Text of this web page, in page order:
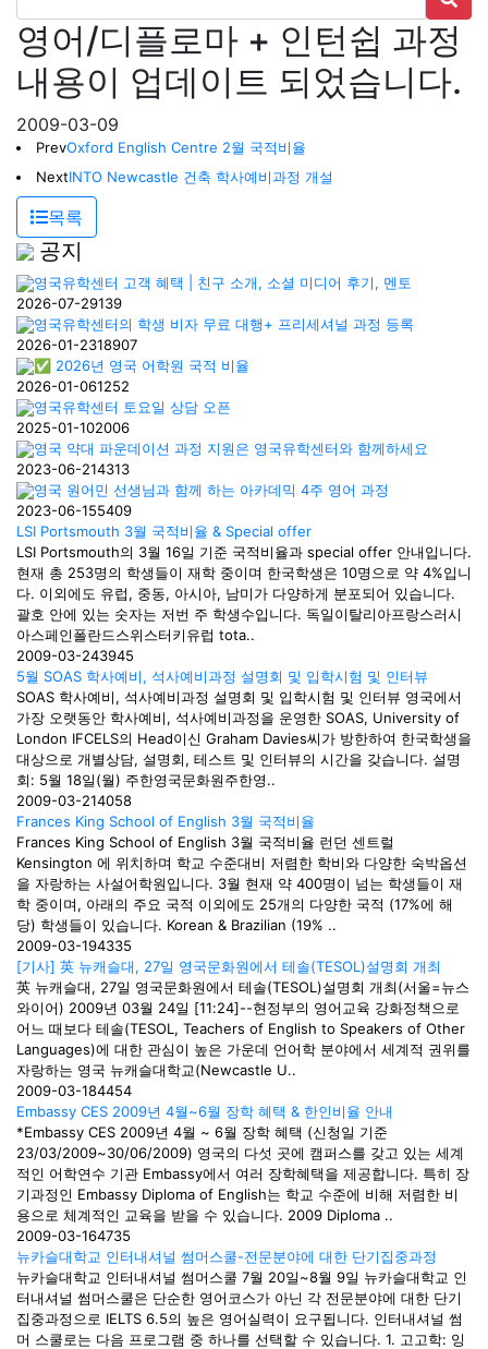
영어/디플로마 + 인턴쉽 과정
내용이 업데이트 되었습니다.
2009-03-09
PrevOxford English Centre 2월 국적비율
NextINTO Newcastle 건축 학사예비과정 개설
목록
공지
영국유학센터 고객 혜택 | 친구 소개, 소셜 미디어 후기, 멘토
2026-07-29139
영국유학센터의 학생 비자 무료 대행+ 프리세셔널 과정 등록
2026-01-2318907
✅ 2026년 영국 어학원 국적 비율
2026-01-061252
영국유학센터 토요일 상담 오픈
2025-01-102006
영국 약대 파운데이션 과정 지원은 영국유학센터와 함께하세요
2023-06-214313
영국 원어민 선생님과 함께 하는 아카데믹 4주 영어 과정
2023-06-155409
LSI Portsmouth 3월 국적비율 & Special offer
LSI Portsmouth의 3월 16일 기준 국적비율과 special offer 안내입니다.
현재 총 253명의 학생들이 재학 중이며 한국학생은 10명으로 약 4%입니
다. 이외에도 유럽, 중동, 아시아, 남미가 다양하게 분포되어 있습니다.
괄호 안에 있는 숫자는 저번 주 학생수입니다. 독일이탈리아프랑스러시
아스페인폴란드스위스터키유럽 tota..
2009-03-243945
5월 SOAS 학사예비, 석사예비과정 설명회 및 입학시험 및 인터뷰
SOAS 학사예비, 석사예비과정 설명회 및 입학시험 및 인터뷰 영국에서
가장 오랫동안 학사예비, 석사예비과정을 운영한 SOAS, University of
London IFCELS의 Head이신 Graham Davies씨가 방한하여 한국학생을
대상으로 개별상담, 설명회, 테스트 및 인터뷰의 시간을 갖습니다. 설명
회: 5월 18일(월) 주한영국문화원주한영..
2009-03-214058
Frances King School of English 3월 국적비율
Frances King School of English 3월 국적비율 런던 센트럴
Kensington 에 위치하며 학교 수준대비 저렴한 학비와 다양한 숙박옵션
을 자랑하는 사설어학원입니다. 3월 현재 약 400명이 넘는 학생들이 재
학 중이며, 아래의 주요 국적 이외에도 25개의 다양한 국적 (17%에 해
당) 학생들이 있습니다. Korean & Brazilian (19% ..
2009-03-194335
[기사] 英 뉴캐슬대, 27일 영국문화원에서 테솔(TESOL)설명회 개최
英 뉴캐슬대, 27일 영국문화원에서 테솔(TESOL)설명회 개최(서울=뉴스
와이어) 2009년 03월 24일 [11:24]--현정부의 영어교육 강화정책으로
어느 때보다 테솔(TESOL, Teachers of English to Speakers of Other
Languages)에 대한 관심이 높은 가운데 언어학 분야에서 세계적 권위를
자랑하는 영국 뉴캐슬대학교(Newcastle U..
2009-03-184454
Embassy CES 2009년 4월~6월 장학 혜택 & 한인비율 안내
*Embassy CES 2009년 4월 ~ 6월 장학 혜택 (신청일 기준
23/03/2009~30/06/2009) 영국의 다섯 곳에 캠퍼스를 갖고 있는 세계
적인 어학연수 기관 Embassy에서 여러 장학혜택을 제공합니다. 특히 장
기과정인 Embassy Diploma of English는 학교 수준에 비해 저렴한 비
용으로 체계적인 교육을 받을 수 있습니다. 2009 Diploma ..
2009-03-164735
뉴카슬대학교 인터내셔널 썸머스쿨-전문분야에 대한 단기집중과정
뉴카슬대학교 인터내셔널 썸머스쿨 7월 20일~8월 9일 뉴카슬대학교 인
터내셔널 썸머스쿨은 단순한 영어코스가 아닌 각 전문분야에 대한 단기
집중과정으로 IELTS 6.5의 높은 영어실력이 요구됩니다. 인터내셔널 썸
머 스쿨로는 다음 프로그램 중 하나를 선택할 수 있습니다. 1. 고고학: 잉